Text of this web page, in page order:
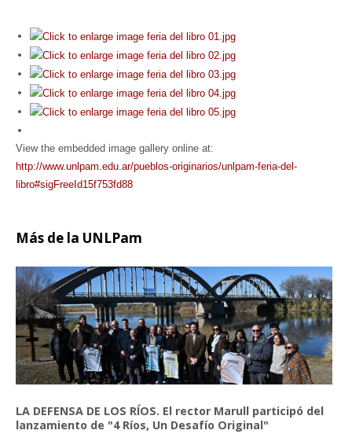
View the embedded image gallery online at:
http://www.unlpam.edu.ar/pueblos-originarios/unlpam-feria-del-
libro#sigFreeId15f753fd88
Más de la UNLPam
LA DEFENSA DE LOS RÍOS. El rector Marull participó del
lanzamiento de "4 Ríos, Un Desafío Original"